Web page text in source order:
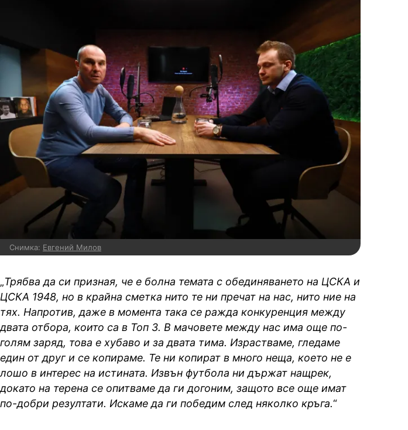
Снимка: Евгений Милов
„Трябва да си призная, че е болна темата с обединяването на ЦСКА и
ЦСКА 1948, но в крайна сметка нито те ни пречат на нас, нито ние на
тях. Напротив, даже в момента така се ражда конкуренция между
двата отбора, които са в Топ 3. В мачовете между нас има още по-
голям заряд, това е хубаво и за двата тима. Израстваме, гледаме
един от друг и се копираме. Те ни копират в много неща, което не е
лошо в интерес на истината. Извън футбола ни държат нащрек,
докато на терена се опитваме да ги догоним, защото все още имат
по-добри резултати. Искаме да ги победим след няколко кръга.“